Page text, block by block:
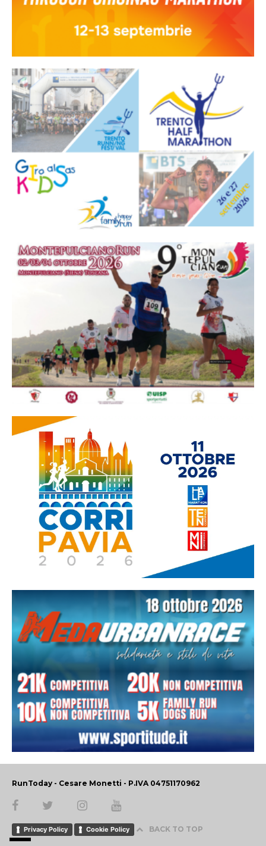
RunToday - Cesare Monetti - P.IVA 04751170962
Privacy Policy Cookie Policy BACK TO TOP